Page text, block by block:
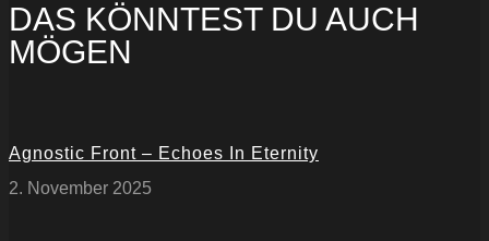
DAS KÖNNTEST DU AUCH
MÖGEN
Agnostic Front – Echoes In Eternity
2. November 2025